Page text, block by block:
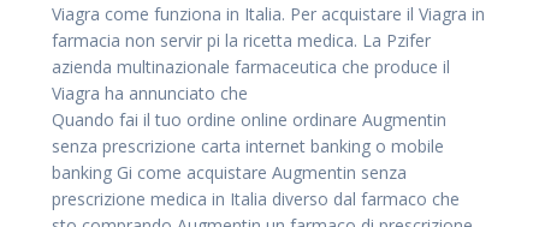
Viagra come funziona in Italia. Per acquistare il Viagra in
farmacia non servir pi la ricetta medica. La Pzifer
azienda multinazionale farmaceutica che produce il
Viagra ha annunciato che
Quando fai il tuo ordine online ordinare Augmentin
senza prescrizione carta internet banking o mobile
banking Gi come acquistare Augmentin senza
prescrizione medica in Italia diverso dal farmaco che